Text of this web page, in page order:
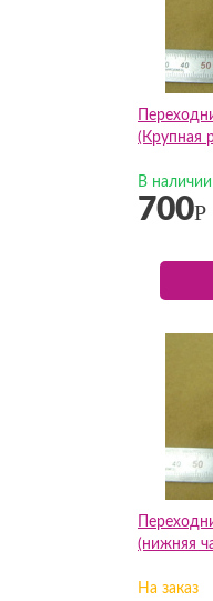
(Крупная
В наличии
700Р
(нижняя
На заказ